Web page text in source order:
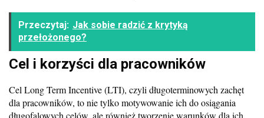
Przeczytaj: Jak sobie radzić z krytyką
przełożonego?
Cel i korzyści dla pracowników
Cel Long Term Incentive (LTI), czyli długoterminowych zachęt
dla pracowników, to nie tylko motywowanie ich do osiągania
długofalowych celów, ale również tworzenie warunków dla ich